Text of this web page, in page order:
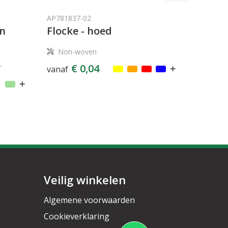
AP781837-02
Flocke - hoed
Non-woven
vanaf € 0,04
Veilig winkelen
Algemene voorwaarden
Cookieverklaring